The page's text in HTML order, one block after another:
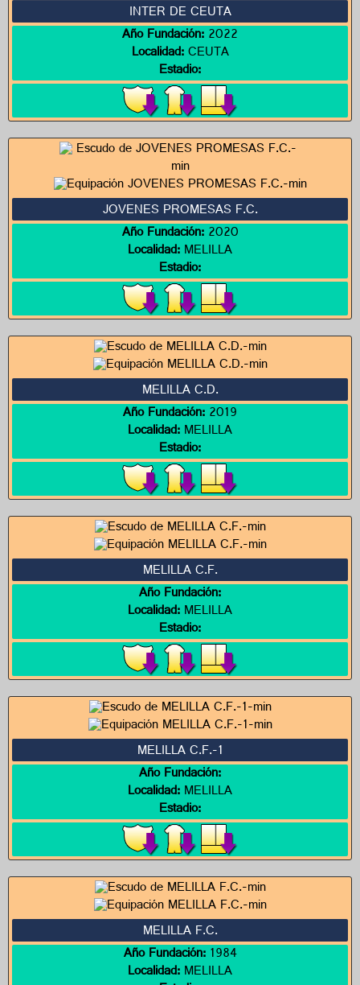
INTER DE CEUTA
Año Fundación:2022
Localidad:CEUTA
Estadio:
JOVENES PROMESAS F.C.
Año Fundación:2020
Localidad:MELILLA
Estadio:
MELILLA C.D.
Año Fundación:2019
Localidad:MELILLA
Estadio:
MELILLA C.F.
Año Fundación:
Localidad:MELILLA
Estadio:
MELILLA C.F.-1
Año Fundación:
Localidad:MELILLA
Estadio:
MELILLA F.C.
Año Fundación:1984
Localidad:MELILLA